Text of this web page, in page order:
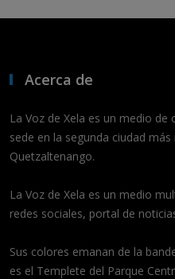
Acerca de
La Voz de Xela es un medio
sede en la segunda ciudad
Quetzaltenango.
La Voz de Xela es un medio
redes sociales, portal de
Sus colores emanan de la
es el Templete del Parque